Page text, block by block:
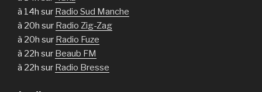
à 14h sur Radio Sud Manche
à 20h sur Radio Zig-Zag
à 20h sur Radio Fuze
à 22h sur Beaub FM
à 22h sur Radio Bresse